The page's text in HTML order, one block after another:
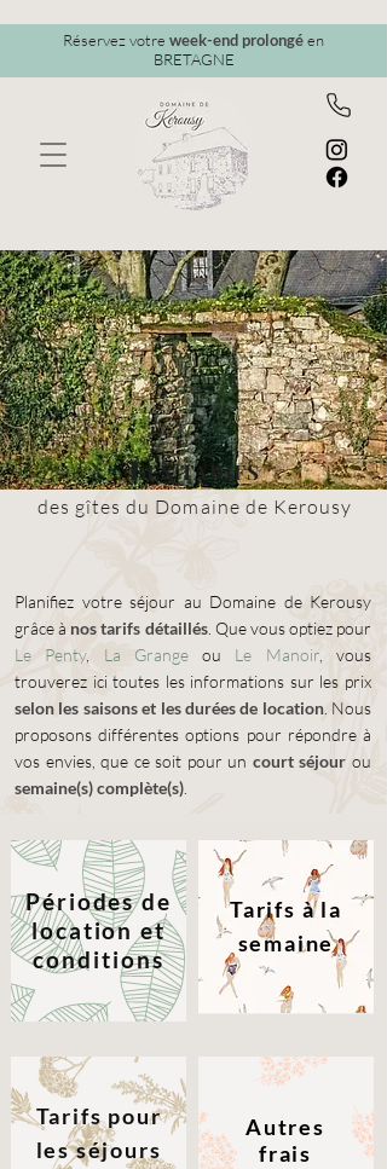
Réservez votre week-end prolongéen
BRETAGNE
LES TARIFS
des gîtes du Domaine de Kerousy
Planifiez votre séjour au Domaine de Kerousy
grâce à nos tarifs détaillés. Que vous optiez pour
Le Penty, La Grangeou Le Manoir, vous
trouverez ici toutes les informations sur les prix
selon les saisons et les durées de location. Nous
proposons différentes options pour répondre à
vos envies, que ce soit pour un court séjour ou
semaine(s) complète(s)
Périodes de
location et
conditions
Tarifs à la
semaine
Tarifs pour
les séjours
Autres
frais